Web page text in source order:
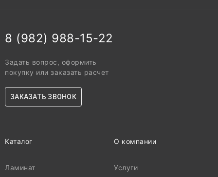
8 (982) 988-15-22
Задать вопрос, оформить
покупку или заказать расчет
ЗАКАЗАТЬ ЗВОНОК
Каталог
Ламинат
О компании
Услуги